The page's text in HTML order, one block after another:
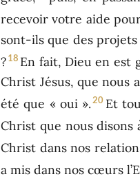
recevoir votre aide
sont-ils que des
?18 En fait, Dieu en est
Christ Jésus, que nous
été que « oui ». 20 Et
Christ que nous disons
Christ dans nos
a mis dans nos cœurs